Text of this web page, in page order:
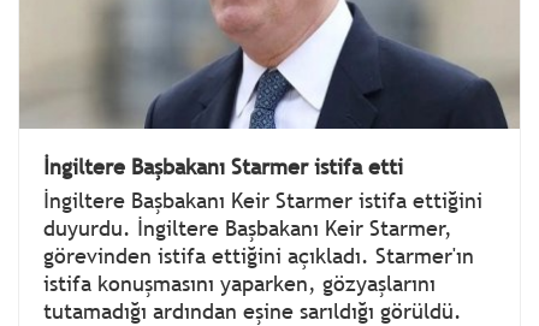
İngiltere Başbakanı Starmer istifa etti
İngiltere Başbakanı Keir Starmer istifa ettiğini
duyurdu. İngiltere Başbakanı Keir Starmer,
görevinden istifa ettiğini açıkladı. Starmer'ın
istifa konuşmasını yaparken, gözyaşlarını
tutamadığı ardından eşine sarıldığı görüldü.